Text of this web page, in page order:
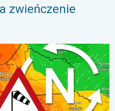
zwieńczenie
cofka. Niż nad Bałtykiem.